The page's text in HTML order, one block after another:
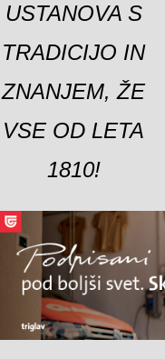
USTANOVA S
TRADICIJO IN
ZNANJEM, ŽE
VSE OD LETA
1810!